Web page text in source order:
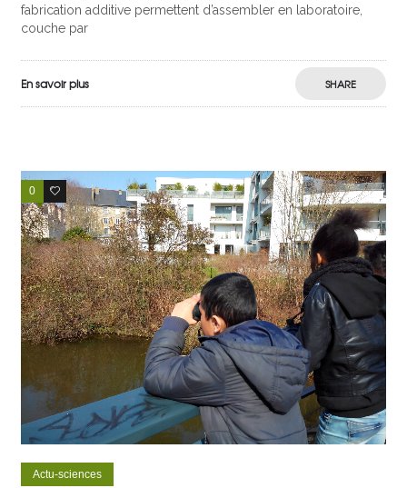
fabrication additive permettent d’assembler en laboratoire,
couche par
En savoir plus SHARE
0 1
Actu-sciences